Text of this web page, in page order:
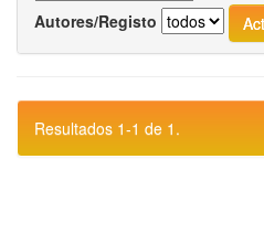
Autores/Registo
Resultados 1-1 de 1.